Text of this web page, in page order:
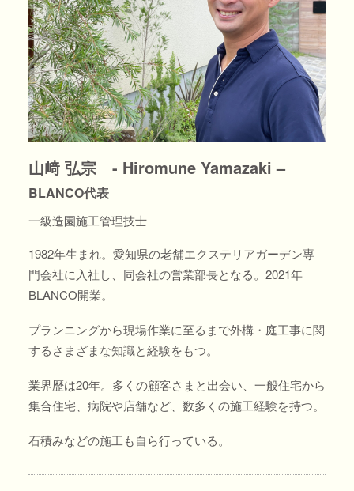
NEWS
BLOG
FLOW
お問い合わせはこちら
山﨑 弘宗 - Hiromune Yamazaki –
BLANCO代表
一級造園施工管理技士
1982年生まれ。愛知県の老舗エクステリアガーデン専
門会社に入社し、同会社の営業部長となる。2021年
BLANCO開業。
プランニングから現場作業に至るまで外構・庭工事に関
するさまざまな知識と経験をもつ。
業界歴は20年。多くの顧客さまと出会い、一般住宅から
集合住宅、病院や店舗など、数多くの施工経験を持つ。
石積みなどの施工も自ら行っている。